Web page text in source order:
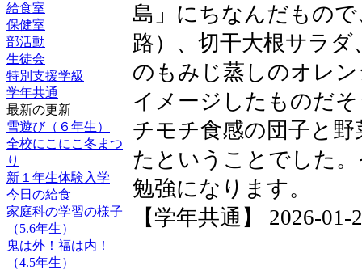
給食室
保健室
部活動
生徒会
特別支援学級
学年共通
最新の更新
雪遊び（６年生）
全校にこにこ冬まつ
り
新１年生体験入学
今日の給食
家庭科の学習の様子
（5.6年生）
鬼は外！福は内！
（4.5年生）
島」にちなんだもの
路）、切干大根サラ
のもみじ蒸しのオレ
イメージしたものだ
チモチ食感の団子と
たということでした
勉強になります。
【学年共通】 2026-01-